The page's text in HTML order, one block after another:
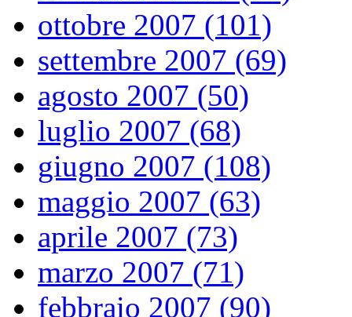
ottobre 2007 (101)
settembre 2007 (69)
agosto 2007 (50)
luglio 2007 (68)
giugno 2007 (108)
maggio 2007 (63)
aprile 2007 (73)
marzo 2007 (71)
febbraio 2007 (90)